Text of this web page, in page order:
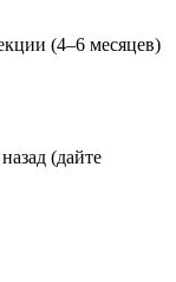
(4–6 месяцев)
(дайте